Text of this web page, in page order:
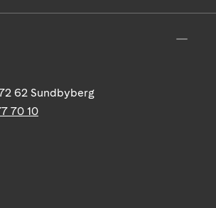
62 Sundbyberg
70 10